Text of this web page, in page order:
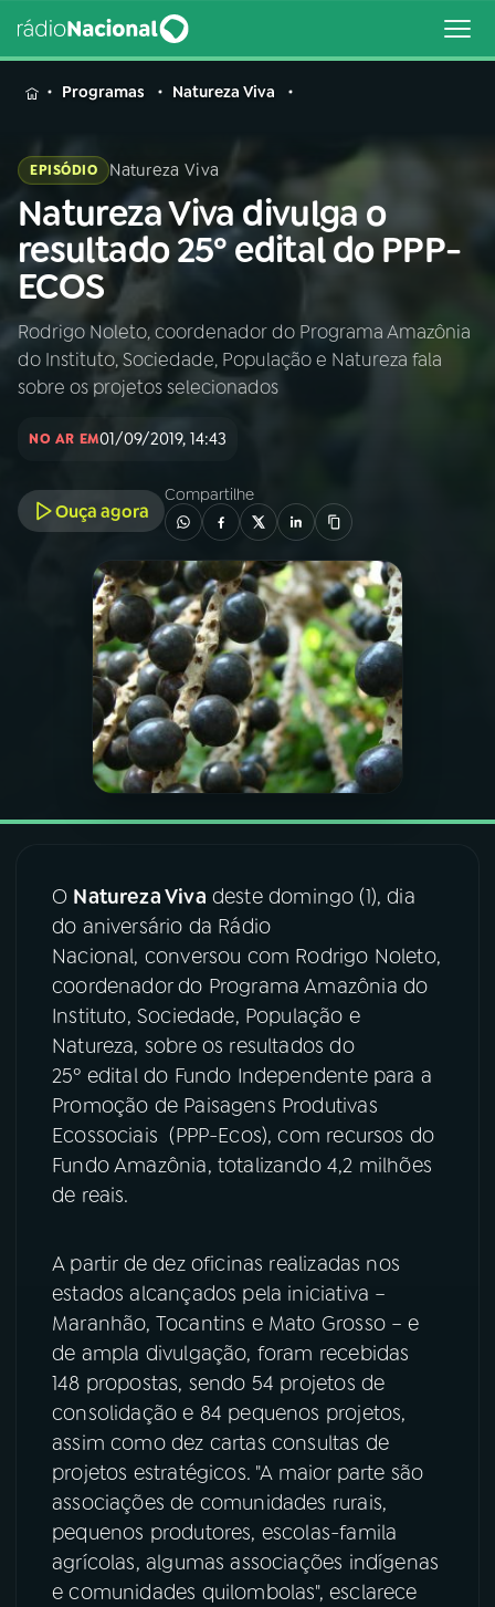
MENU
Buscar
na
Rádio
Nacional
Buscar
AO VIVO
INÍCIO
PROGRAMAS
PODCASTS
VIDEOCASTS
FESTIVAL DE MÚSICA
ACOMPANHE A RÁDIO NACIONAL
Facebook
Instagram X
TikTok
Programas Natureza Viva
EPISÓDIO Natureza Viva
Natureza Viva divulga o
resultado 25º edital do PPP-
ECOS
Rodrigo Noleto, coordenador do Programa Amazônia
do Instituto, Sociedade, População e Natureza fala
sobre os projetos selecionados
NO AR EM01/09/2019, 14:43
Ouça agora
Compartilhe
O Natureza Viva deste domingo (1), dia
do aniversário da Rádio
Nacional, conversou com Rodrigo Noleto,
coordenador do Programa Amazônia do
Instituto, Sociedade, População e
Natureza, sobre os resultados do
25º edital do Fundo Independente para a
Promoção de Paisagens Produtivas
Ecossociais (PPP-Ecos), com recursos do
Fundo Amazônia, totalizando 4,2 milhões
de reais.
A partir de dez oficinas realizadas nos
estados alcançados pela iniciativa –
Maranhão, Tocantins e Mato Grosso – e
de ampla divulgação, foram recebidas
148 propostas, sendo 54 projetos de
consolidação e 84 pequenos projetos,
assim como dez cartas consultas de
projetos estratégicos. "A maior parte são
associações de comunidades rurais,
pequenos produtores, escolas-famila
agrícolas, algumas associações indígenas
e comunidades quilombolas", esclarece